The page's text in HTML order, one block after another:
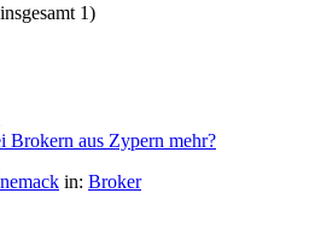
1)
Brokern aus Zypern mehr?
nemack in: Broker